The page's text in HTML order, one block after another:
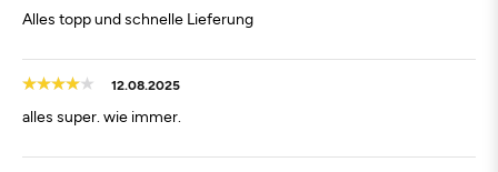
Alles topp und schnelle Lieferung
12.08.2025
alles super. wie immer.